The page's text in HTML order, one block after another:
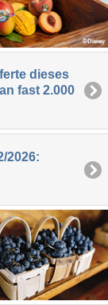
dieses
fast 2.000
2026: